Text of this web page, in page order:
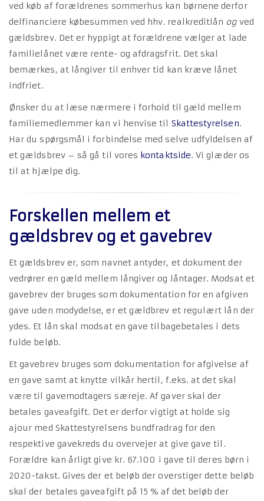
ved køb af forældrenes sommerhus kan børnene derfor
delfinanciere købesummen ved hhv. realkreditlån ogved
gældsbrev. Det er hyppigt at forældrene vælger at lade
familielånet være rente- og afdragsfrit. Det skal
bemærkes, at långiver til enhver tid kan kræve lånet
indfriet.
Ønsker du at læse nærmere i forhold til gæld mellem
familiemedlemmer kan vi henvise til Skattestyrelsen.
Har du spørgsmål i forbindelse med selve udfyldelsen af
et gældsbrev – så gå til vores kontaktside. Vi glæder os
til at hjælpe dig.
Forskellen mellem et
gældsbrev og et gavebrev
Et gældsbrev er, som navnet antyder, et dokument der
vedrører en gæld mellem långiver og låntager. Modsat et
gavebrev der bruges som dokumentation for en afgiven
gave uden modydelse, er et gældbrev et regulært lån der
ydes. Et lån skal modsat en gave tilbagebetales i dets
fulde beløb.
Et gavebrev bruges som dokumentation for afgivelse af
en gave samt at knytte vilkår hertil, f.eks. at det skal
være til gavemodtagers særeje. Af gaver skal der
betales gaveafgift. Det er derfor vigtigt at holde sig
ajour med Skattestyrelsens bundfradrag for den
respektive gavekreds du overvejer at give gave til.
Forældre kan årligt give kr. 67.100 i gave til deres børn i
2020-takst. Gives der et beløb der overstiger dette beløb
skal der betales gaveafgift på 15 % af det beløb der